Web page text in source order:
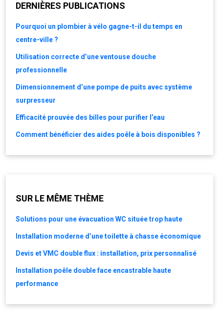
DERNIÈRES PUBLICATIONS
Pourquoi un plombier à vélo gagne-t-il du temps en
centre-ville ?
Utilisation correcte d’une ventouse douche
professionnelle
Dimensionnement d’une pompe de puits avec système
surpresseur
Efficacité prouvée des billes pour purifier l’eau
Comment bénéficier des aides poêle à bois disponibles ?
SUR LE MÊME THÈME
Solutions pour une évacuation WC située trop haute
Installation moderne d’une toilette à chasse économique
Devis et VMC double flux : installation, prix personnalisé
Installation poêle double face encastrable haute
performance